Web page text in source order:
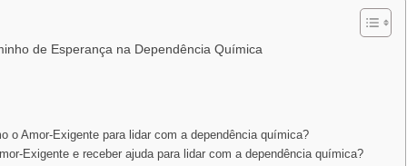
de Esperança na Dependência Química
o Amor-Exigente para lidar com a dependência química?
Exigente e receber ajuda para lidar com a dependência química?